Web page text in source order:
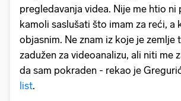
pregledavanja videa. Nije me htio ni
kamoli saslušati što imam za reći, a
objasnim. Ne znam iz koje je zemlje
zadužen za videoanalizu, ali niti me
da sam pokraden - rekao je
list.